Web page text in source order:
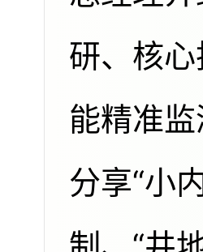
研、核
能精准
分享“小